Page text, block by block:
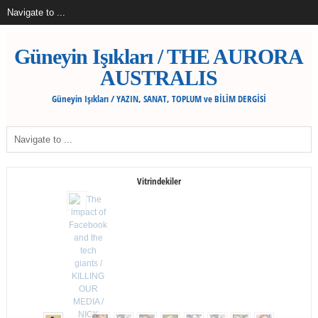
Güneyin Işıkları / THE AURORA
AUSTRALIS
Güneyin Işıkları / YAZIN, SANAT, TOPLUM ve BİLİM DERGİSİ
Vitrindekiler